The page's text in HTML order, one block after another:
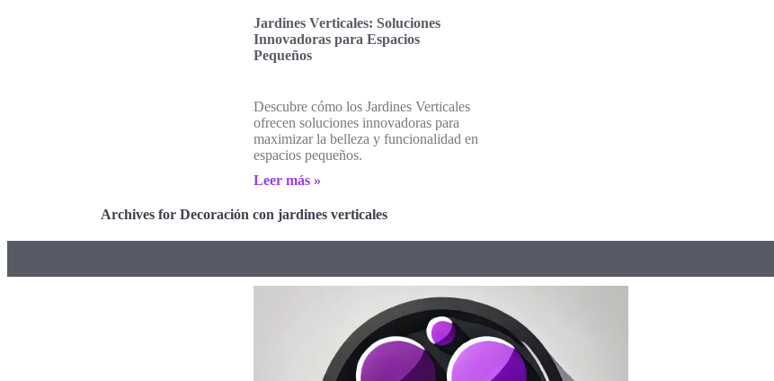
Jardines Verticales: Soluciones
Innovadoras para Espacios
Pequeños
Descubre cómo los Jardines Verticales
ofrecen soluciones innovadoras para
maximizar la belleza y funcionalidad en
espacios pequeños.
Leer más »
Archives for Decoración con jardines verticales